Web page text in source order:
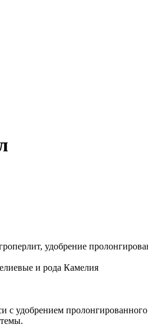
удобрение
и рода Камелия
удобрением